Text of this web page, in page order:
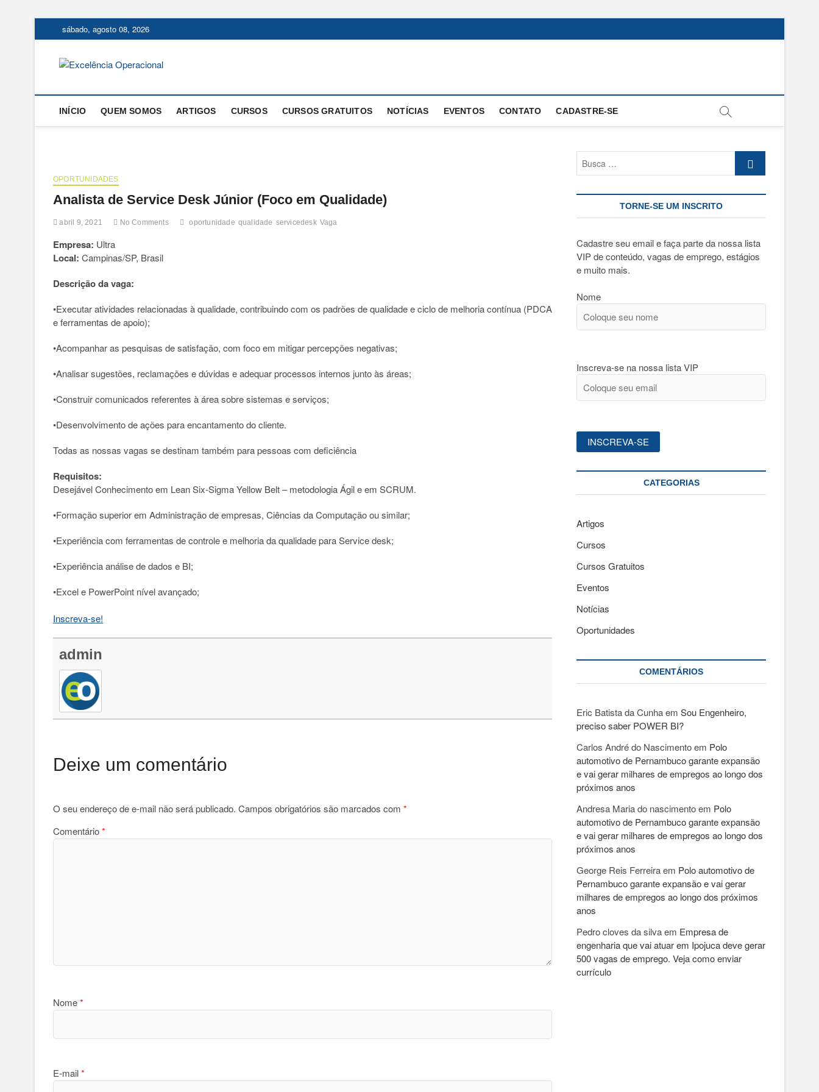
to
sábado, agosto 08, 2026
INÍCIO QUEM SOMOS ARTIGOS CURSOS CURSOS GRATUITOS NOTÍCIAS EVENTOS CONTATO CADASTRE-SE
OPORTUNIDADES
Analista de Service Desk Júnior (Foco em Qualidade)
abril 9, 2021 No Comments oportunidade qualidade servicedesk Vaga
Empresa: Ultra
Local: Campinas/SP, Brasil
Descrição da vaga:
•Executar atividades relacionadas à qualidade, contribuindo com os padrões de qualidade e ciclo de melhoria contínua (PDCA
e ferramentas de apoio);
•Acompanhar as pesquisas de satisfação, com foco em mitigar percepções negativas;
•Analisar sugestões, reclamações e dúvidas e adequar processos internos junto às áreas;
•Construir comunicados referentes à área sobre sistemas e serviços;
•Desenvolvimento de ações para encantamento do cliente.
Todas as nossas vagas se destinam também para pessoas com deficiência
Requisitos:
Desejável Conhecimento em Lean Six-Sigma Yellow Belt – metodologia Ágil e em SCRUM.
•Formação superior em Administração de empresas, Ciências da Computação ou similar;
•Experiência com ferramentas de controle e melhoria da qualidade para Service desk;
•Experiência análise de dados e BI;
•Excel e PowerPoint nível avançado;
Inscreva-se!
admin
Deixe um comentário
O seu endereço de e-mail não será publicado. Campos obrigatórios são marcados com *
Comentário*
Nome*
E-mail*
TORNE-SE UM INSCRITO
Cadastre seu email e faça parte da nossa lista
VIP de conteúdo, vagas de emprego, estágios
e muito mais.
Nome
Inscreva-se na nossa lista VIP
CATEGORIAS
Artigos
Cursos
Cursos Gratuitos
Eventos
Notícias
Oportunidades
COMENTÁRIOS
Eric Batista da Cunhaem Sou Engenheiro,
preciso saber POWER BI?
Carlos André do Nascimentoem Polo
automotivo de Pernambuco garante expansão
e vai gerar milhares de empregos ao longo dos
próximos anos
Andresa Maria do nascimentoem Polo
automotivo de Pernambuco garante expansão
e vai gerar milhares de empregos ao longo dos
próximos anos
George Reis Ferreiraem Polo automotivo de
Pernambuco garante expansão e vai gerar
milhares de empregos ao longo dos próximos
anos
Pedro cloves da silvaem Empresa de
engenharia que vai atuar em Ipojuca deve gerar
500 vagas de emprego. Veja como enviar
currículo